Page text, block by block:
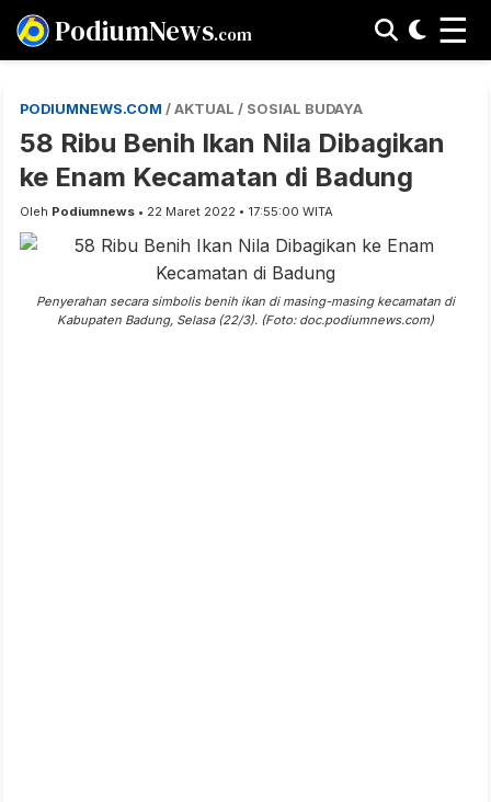
PodiumNews.com ☰
PODIUMNEWS.COM / AKTUAL / SOSIAL BUDAYA
58 Ribu Benih Ikan Nila Dibagikan
ke Enam Kecamatan di Badung
Oleh Podiumnews • 22 Maret 2022 • 17:55:00 WITA
Penyerahan secara simbolis benih ikan di masing-masing kecamatan di
Kabupaten Badung, Selasa (22/3). (Foto: doc.podiumnews.com)